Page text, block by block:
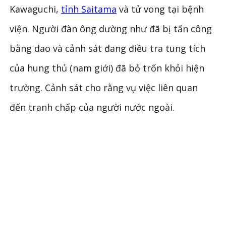
Kawaguchi, tỉnh Saitama và tử vong tại bệnh
viện. Người đàn ông dường như đã bị tấn công
bằng dao và cảnh sát đang điều tra tung tích
của hung thủ (nam giới) đã bỏ trốn khỏi hiện
trường. Cảnh sát cho rằng vụ việc liên quan
đến tranh chấp của người nước ngoài.